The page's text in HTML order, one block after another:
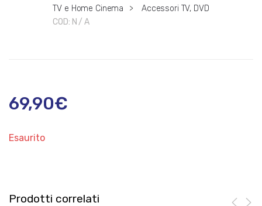
TV e Home Cinema >
Accessori TV, DVD
COD: N / A
69,90€
Esaurito
Prodotti correlati